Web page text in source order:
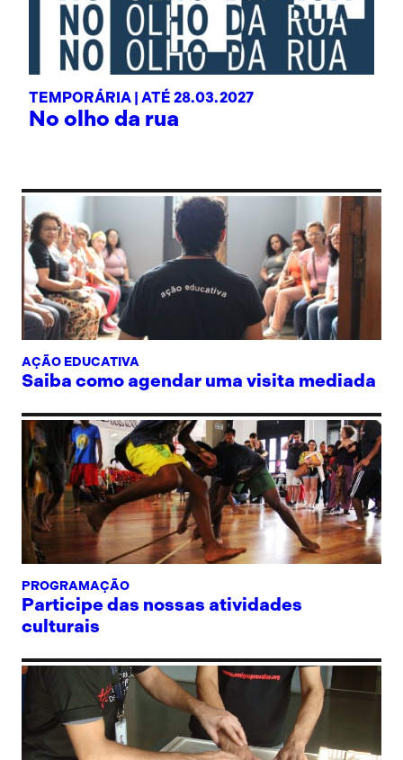
TEMPORÁRIA | ATÉ 28.03.2027
No olho da rua
AÇÃO EDUCATIVA
Saiba como agendar uma visita mediada
PROGRAMAÇÃO
Participe das nossas atividades
culturais